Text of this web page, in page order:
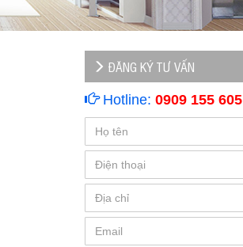
ĐĂNG KÝ TƯ VẤN
Hotline: 0909 155 605